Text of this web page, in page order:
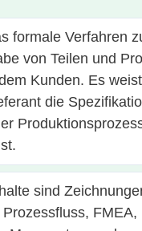
formale Verfahren
von Teilen und
Kunden. Es
die
sind
FMEA,